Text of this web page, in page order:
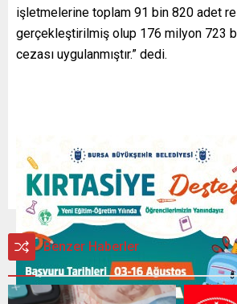
işletmelerine toplam 91 bin 820 adet
gerçekleştirilmiş olup 176 milyon 723
cezası uygulanmıştır.” dedi.
Benzer Haberler